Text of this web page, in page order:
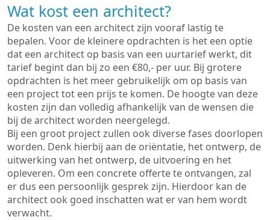
Wat kost een architect?
De kosten van een architect zijn vooraf lastig te
bepalen. Voor de kleinere opdrachten is het een optie
dat een architect op basis van een uurtarief werkt, dit
tarief begint dan bij zo een €80,- per uur. Bij grotere
opdrachten is het meer gebruikelijk om op basis van
een project tot een prijs te komen. De hoogte van deze
kosten zijn dan volledig afhankelijk van de wensen die
bij de architect worden neergelegd.
Bij een groot project zullen ook diverse fases doorlopen
worden. Denk hierbij aan de oriëntatie, het ontwerp, de
uitwerking van het ontwerp, de uitvoering en het
opleveren. Om een concrete offerte te ontvangen, zal
er dus een persoonlijk gesprek zijn. Hierdoor kan de
architect ook goed inschatten wat er van hem wordt
verwacht.